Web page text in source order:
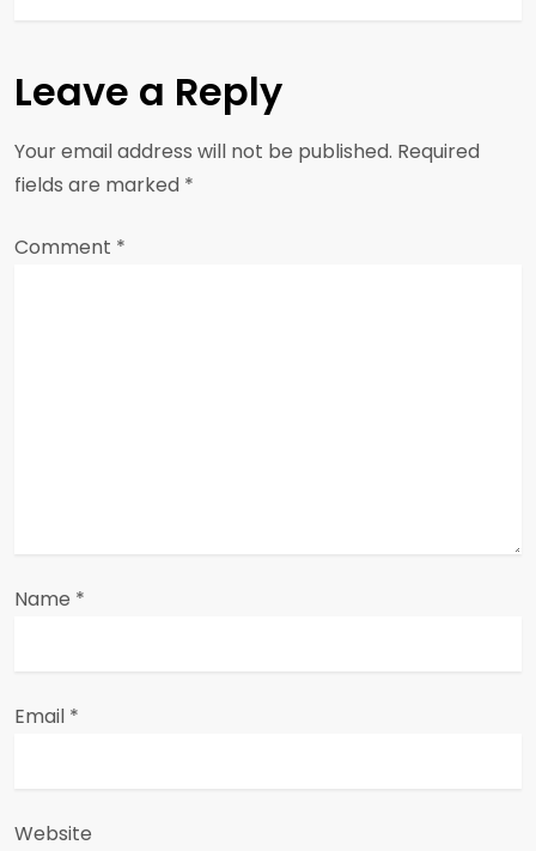
n
a
v
i
Leave a Reply
Your email address will not be published. Required
fields are marked *
Comment *
Name *
Email *
Website